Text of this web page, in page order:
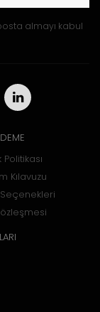
almayı kabul
Politikası
Kılavuzu